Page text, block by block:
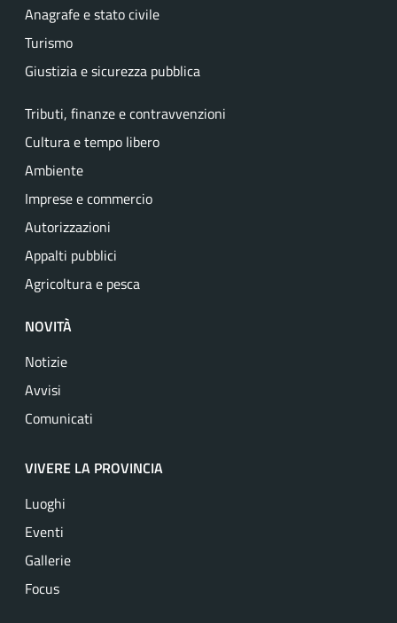
Anagrafe e stato civile
Turismo
Giustizia e sicurezza pubblica
Tributi, finanze e contravvenzioni
Cultura e tempo libero
Ambiente
Imprese e commercio
Autorizzazioni
Appalti pubblici
Agricoltura e pesca
NOVITÀ
Notizie
Avvisi
Comunicati
VIVERE LA PROVINCIA
Luoghi
Eventi
Gallerie
Focus